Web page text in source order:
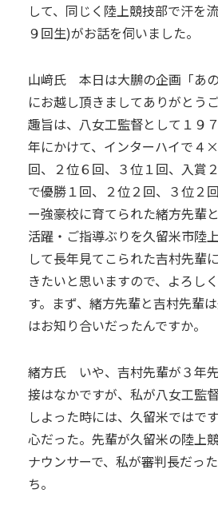
して、同じく陸上競技部で汗を
９回生)がお話を伺いました。
山﨑氏 本日は大鵬の企画「あ
にお越し頂きましてありがとう
趣旨は、八女工監督として１９
年にかけて、インターハイで４
回、２位６回、３位１回、入賞
で優勝１回、２位２回、３位２
ー強豪校に育てられた緒方先輩
活躍・ご指導ぶりを久留米市陸
して長年見てこられた吉村先輩
きたいと思いますので、よろし
す。まず、緒方先輩と吉村先輩
はお知り合いだったんですか。
緒方氏 いや、吉村先輩が３年
接はなかですが、私が八女工監
しよった時には、久留米ではで
心だった。先輩が久留米の陸上
ナウンサーで、私が審判長だっ
ち。